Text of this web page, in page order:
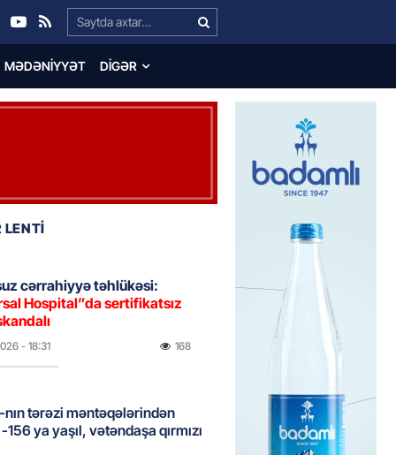
Search…
MƏDƏNIYYƏT DIGƏR
cərrahiyyə təhlükəsi:
Hospital”da sertifikatsız
- 18:31 168
nın tərəzi məntəqələrindən
ya yaşıl, vətəndaşa qırmızı